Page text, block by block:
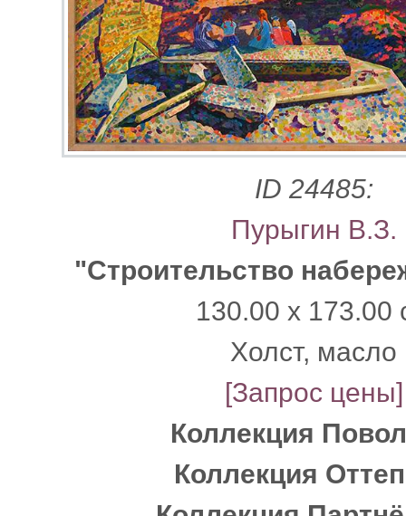
ID 24485:
Пурыгин В.З.
"Строительство
130.00 x 173.00
Xолст, масло
[Запрос цены]
Коллекция
Коллекция